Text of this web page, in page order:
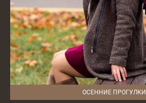
ОСЕННИЕ ПРОГУЛКИ